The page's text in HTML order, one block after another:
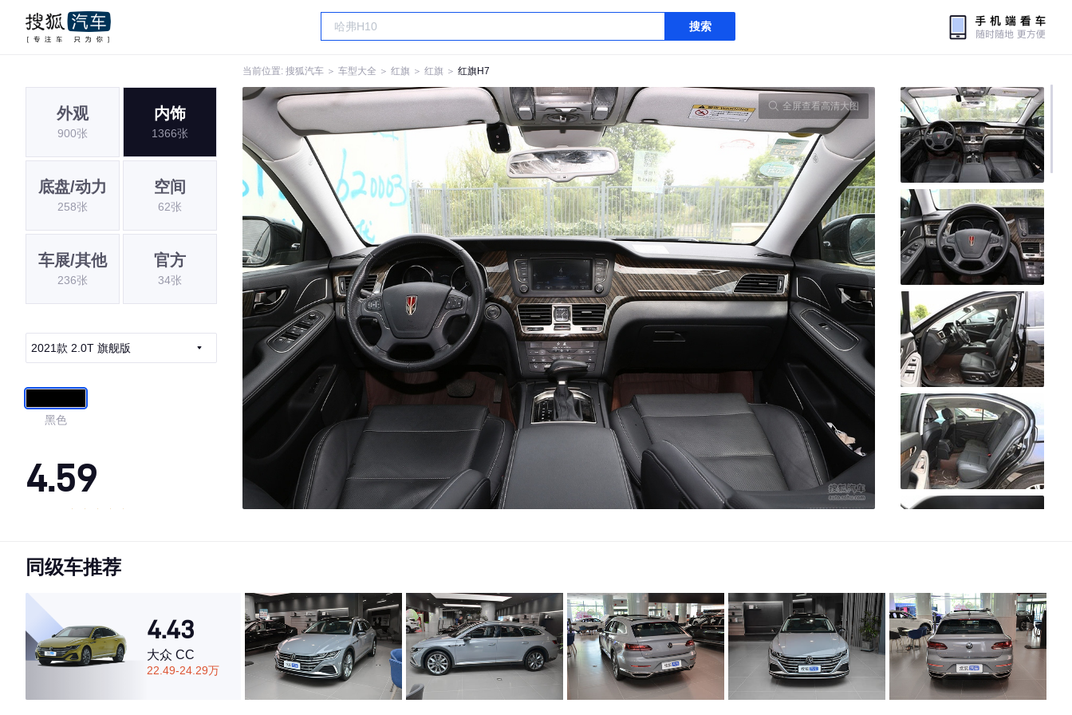
搜索
当前位置: 搜狐汽车 ＞ 车型大全 ＞ 红旗 ＞ 红旗 ＞ 红旗H7
外观
900张
内饰
1366张
底盘/动力
258张
空间
62张
车展/其他
236张
官方
34张
2021款 2.0T 旗舰版
黑色
4.59
·内饰表现一般，低于78%同级车
·空间表现较为优秀，优于92%同级车
全屏查看高清大图
同级车推荐
4.43
大众 CC
22.49-24.29万